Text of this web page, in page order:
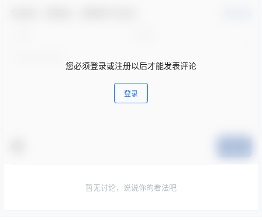
您必须登录或注册以后才能发表评论
登录
暂无讨论，说说你的看法吧